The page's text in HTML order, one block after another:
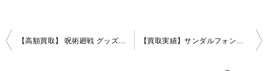
投
【高額買取】 呪術廻戦 グッズをお買取いたしました！ 【買取実績】サンダルフォン・ルシフェル・ベリアル 全3種セット ぬいぐるみ1 GRANBLUE FANTASY（グランブルーファンタジー）